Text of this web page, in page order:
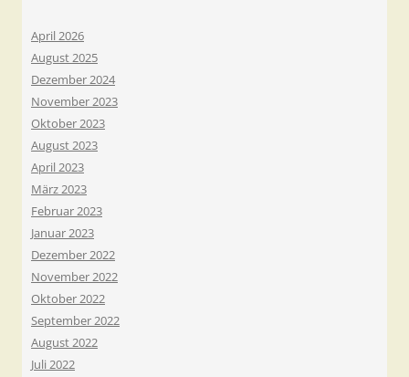
April 2026
August 2025
Dezember 2024
November 2023
Oktober 2023
August 2023
April 2023
März 2023
Februar 2023
Januar 2023
Dezember 2022
November 2022
Oktober 2022
September 2022
August 2022
Juli 2022